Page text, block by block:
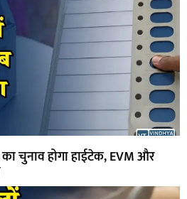
चुनाव होगा हाईटेक, EVM और